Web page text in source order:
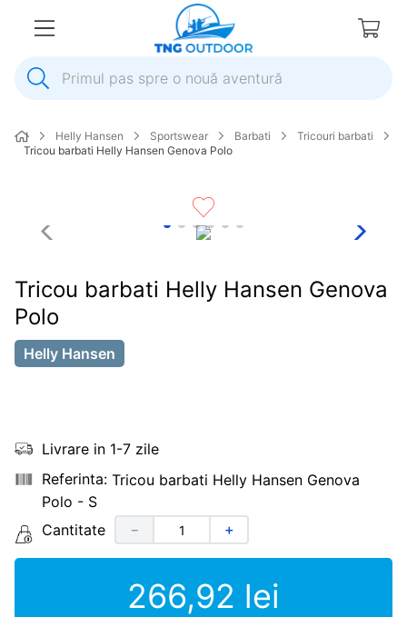
Primul pas spre o nouă aventură
2.
elice
plumb
7.
8.
biminitop
9.
mulineta
Helly Hansen Sportswear Barbati
Tricouri barbati
Tricou barbati Helly Hansen Genova Polo
Tricou barbati Helly Hansen Genova
Polo
Helly Hansen
Livrare in 1-7 zile
Tricou barbati Helly Hansen Genova
Polo - S
Cantitate
＋
－
266,92 lei